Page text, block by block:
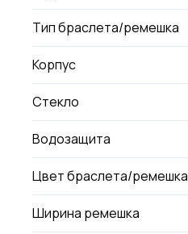
Тип браслета/ремешка
Корпус
Стекло
Водозащита
Цвет браслета/ремешка
Ширина ремешка